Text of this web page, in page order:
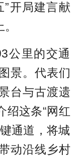
”开局建言献
公里的交通
景。代表们
台与古渡遗
绍这条“网红
通道，将城
动沿线乡村